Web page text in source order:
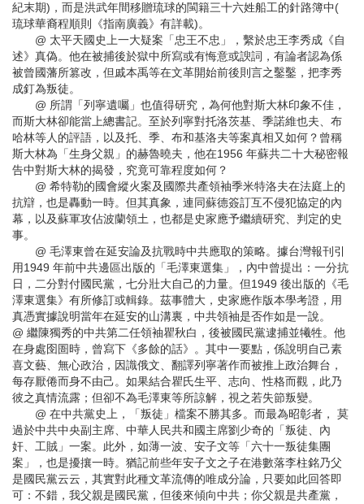
紀末期)，而是洪武年間移贈琉球的閩籍三十六姓船工的針路簿中(
琉球華裔程順則《指南廣義》有詳載)。
@ 太平天國史上一大疑案「忠王不忠」，繫於忠王李秀成《自
述》真偽。他在被捕後於獄中所寫或有悔意或諛詞，有論者認為係
被曾國藩所篡改，但戚本禹等在文革開始前後則言之鑿鑿，把李秀
成釘為叛徒。
@ 所謂「列寧遺囑」也值得研究，為何他對斯大林印象不佳，
而斯大林卻能當上總書記。至於列寧對托洛茨基、季諾維也夫、布
哈林等人的評語，以及托、季、布和基洛夫等案真相又如何？曾稱
斯大林為「生身父親」的赫魯曉夫，他在1956 年蘇共二十大秘密報
告中對斯大林的揭發，究竟可靠程度如何？
@ 希特勒的國會縱火案及國際共產領袖季米特洛夫在法庭上的
抗辯，也是轟動一時。但其真象，連同蘇德簽訂互不侵犯協定的內
幕，以及蘇軍攻佔波蘭領土，也都是史家應予繼續研究、判定的史
事。
@ 毛澤東曾在延安論及抗戰時中共應取的策略。據台灣報刊引
用1949 年前中共邊區出版的「毛澤東選集」，內中曾提出：一分抗
日，二分對付國民黨，七分壯大自己的力量。但1949 後出版的《毛
澤東選集》有所修訂或輯錄。茲事體大，史家應作版本學考證，用
真憑實據說明當年在延安的山溝裏，中共領袖是否作如是一說。
@ 繼陳獨秀的中共第二任領袖瞿秋白，後被國民黨逮捕並犧牲。他
在身處囹圄時，曾寫下《多餘的話》。其中一要點，係說明自己素
喜文藝、無心政治，因識俄文、翻譯列寧著作而被推上政治舞台，
每存厭倦而身不由己。如果結合瞿氏生平、志向、性格而觀，此乃
彼之真情流露；但卻不為毛澤東等所諒解，視之若失節叛變。
@ 在中共黨史上，「叛徒」檔案不勝其多。而最為昭彰者， 莫
過於中共中央副主席、中華人民共和國主席劉少奇的「叛徒、內
奸、工賊」一案。此外，如薄一波、安子文等「六十一叛徒集團
案」，也是擾攘一時。猶記前些年安子文之子在港數落李柱銘乃父
是國民黨云云，其實對此種文革流傳的唯成分論，只要如此回答即
可：不錯，我父親是國民黨，但後來傾向中共；你父親是共產黨，